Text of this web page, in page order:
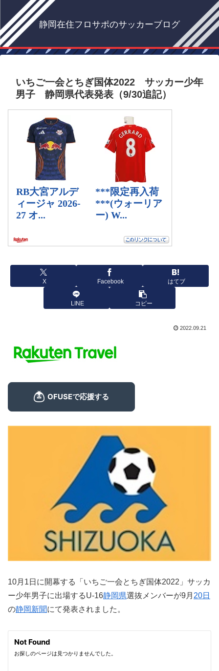
静岡在住フロサポのサッカーブログ
いちご一会とちぎ国体2022 サッカー少年
男子 静岡県代表発表（9/30追記）
X Facebook はてブ
LINE コピー
2022.09.21
10月1日に開幕する「いちご一会とちぎ国体2022」サッカ
ー少年男子に出場するU-16静岡県選抜メンバーが9月 20日
の静岡新聞にて発表されました。